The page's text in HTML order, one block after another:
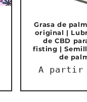
Grasa de
original |
de CBD
fisting |
de
Precio
A partir